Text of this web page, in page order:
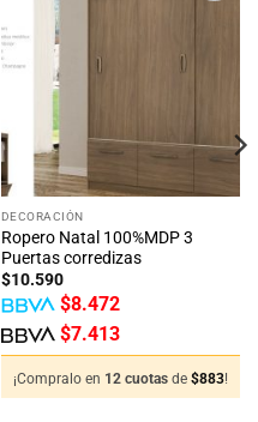
DECORACIÓN
Ropero Natal 100%MDP 3
Puertas corredizas
$10.590
$8.472
$7.413
¡Compralo en 12 cuotas de $883!